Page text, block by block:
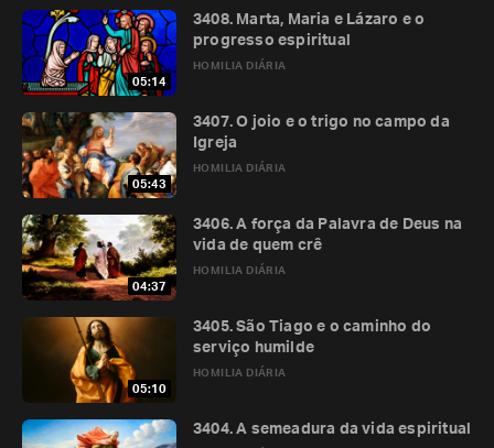
05:14
HOMILIA DIÁRIA
3408. Marta, Maria e Lázaro e o
progresso espiritual
05:43
HOMILIA DIÁRIA
3407. O joio e o trigo no campo da
Igreja
04:37
HOMILIA DIÁRIA
3406. A força da Palavra de Deus na
vida de quem crê
05:10
HOMILIA DIÁRIA
3405. São Tiago e o caminho do
serviço humilde
3404. A semeadura da vida espiritual